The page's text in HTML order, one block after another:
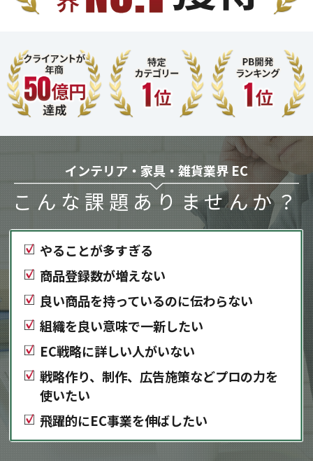
インテリア・家具・雑貨業界 EC
こんな課題ありませんか？
やることが多すぎる
商品登録数が増えない
良い商品を持っているのに伝わらない
組織を良い意味で一新したい
EC戦略に詳しい人がいない
戦略作り、制作、広告施策などプロの力を
使いたい
飛躍的にEC事業を伸ばしたい